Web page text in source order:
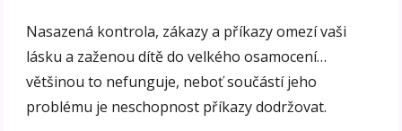
Nasazená kontrola, zákazy a příkazy omezí vaši
lásku a zaženou dítě do velkého osamocení…
většinou to nefunguje, neboť součástí jeho
problému je neschopnost příkazy dodržovat.